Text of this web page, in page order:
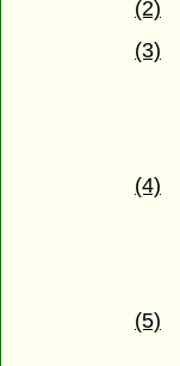
(2)
(3)
(4)
(5)